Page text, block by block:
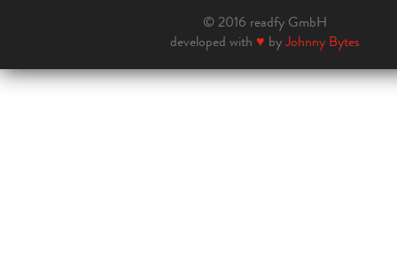
© 2016 readfy GmbH
developed with ♥ byJohnny Bytes